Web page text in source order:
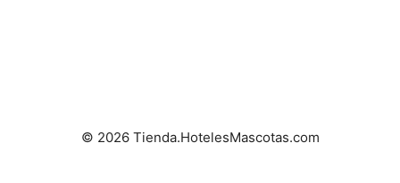
© 2026 Tienda.HotelesMascotas.com